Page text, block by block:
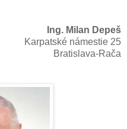
Ing. Milan Depeš
Karpatské námestie 25
Bratislava-Rača